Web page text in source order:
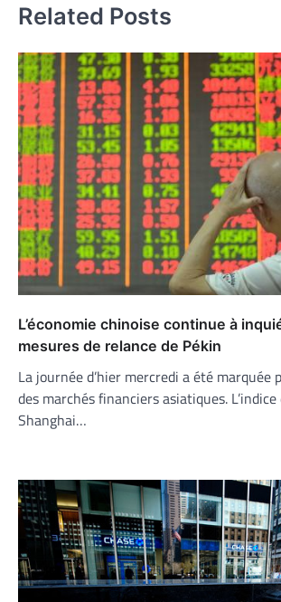
Related Posts
L’économie chinoise continue à
mesures de relance de Pékin
La journée d’hier mercredi a été marquée
des marchés financiers asiatiques.
Shanghai…